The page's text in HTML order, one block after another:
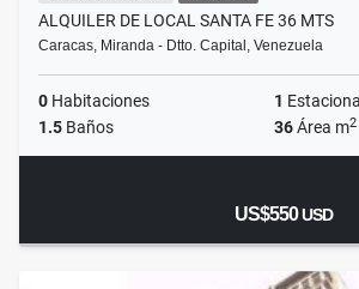
ALQUILER DE LOCAL SANTA FE 36 MTS
Caracas, Miranda - Dtto. Capital, Venezuela
0 Habitaciones 1
1.5 Baños 36Área m2
US$550USD